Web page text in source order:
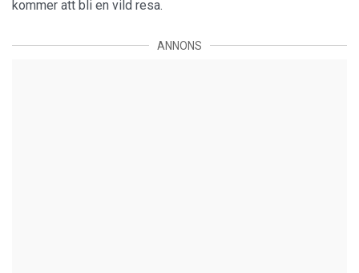
kommer att bli en vild resa.
ANNONS